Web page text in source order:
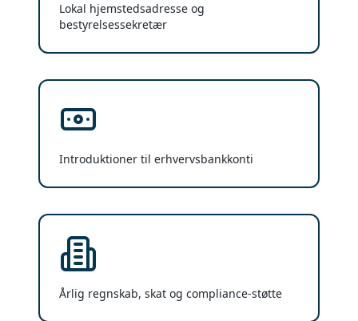
Lokal hjemstedsadresse og
bestyrelsessekretær
Introduktioner til erhvervsbankkonti
Årlig regnskab, skat og compliance-støtte